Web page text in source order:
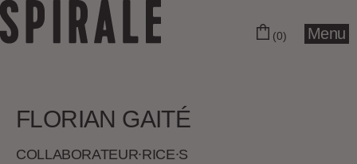
(0) Menu
FLORIAN GAITÉ
COLLABORA­­TEUR∙RICE∙S